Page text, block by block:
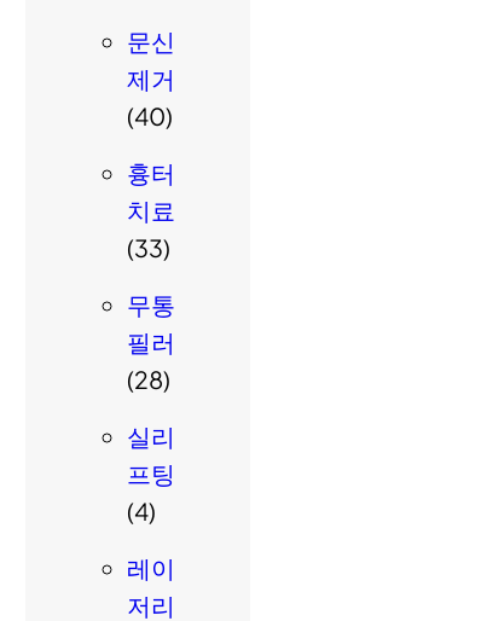
문신
제거
(40)
흉터
치료
(33)
무통
필러
(28)
실리
프팅
(4)
레이
저리